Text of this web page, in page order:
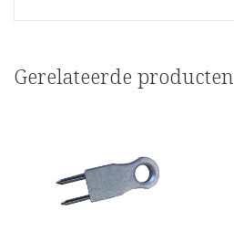
Gerelateerde producten